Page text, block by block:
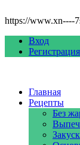
https://www.xn----
Вход
Регистрация
Главная
Рецепты
Без